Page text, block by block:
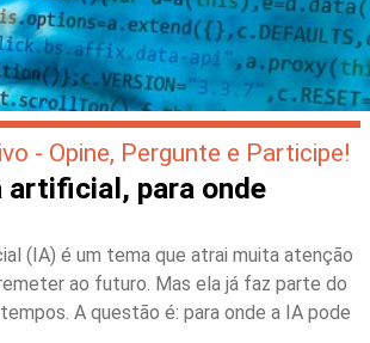
- Opine, Pergunte e Participe!
artificial, para onde
(IA) é um tema que atrai muita atenção
ao futuro. Mas ela já faz parte do
A questão é: para onde a IA pode